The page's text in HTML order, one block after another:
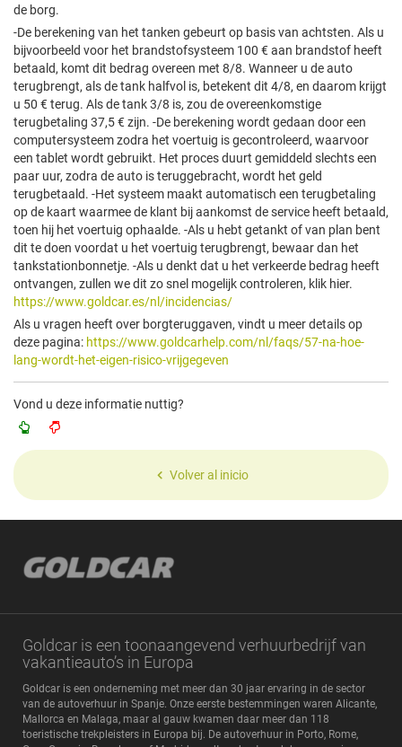
de borg.
-De berekening van het tanken gebeurt op basis van achtsten. Als u
bijvoorbeeld voor het brandstofsysteem 100 € aan brandstof heeft
betaald, komt dit bedrag overeen met 8/8. Wanneer u de auto
terugbrengt, als de tank halfvol is, betekent dit 4/8, en daarom krijgt
u 50 € terug. Als de tank 3/8 is, zou de overeenkomstige
terugbetaling 37,5 € zijn. -De berekening wordt gedaan door een
computersysteem zodra het voertuig is gecontroleerd, waarvoor
een tablet wordt gebruikt. Het proces duurt gemiddeld slechts een
paar uur, zodra de auto is teruggebracht, wordt het geld
terugbetaald. -Het systeem maakt automatisch een terugbetaling
op de kaart waarmee de klant bij aankomst de service heeft betaald,
toen hij het voertuig ophaalde. -Als u hebt getankt of van plan bent
dit te doen voordat u het voertuig terugbrengt, bewaar dan het
tankstationbonnetje. -Als u denkt dat u het verkeerde bedrag heeft
ontvangen, zullen we dit zo snel mogelijk controleren, klik hier.
https://www.goldcar.es/nl/incidencias/
Als u vragen heeft over borgteruggaven, vindt u meer details op
deze pagina: https://www.goldcarhelp.com/nl/faqs/57-na-hoe-
lang-wordt-het-eigen-risico-vrijgegeven
Vond u deze informatie nuttig?
Volver al inicio
Goldcar is een toonaangevend verhuurbedrijf van
vakantieauto’s in Europa
Goldcar is een onderneming met meer dan 30 jaar ervaring in de sector
van de autoverhuur in Spanje. Onze eerste bestemmingen waren Alicante,
Mallorca en Malaga, maar al gauw kwamen daar meer dan 118
toeristische trekpleisters in Europa bij. De autoverhuur in Porto, Rome,